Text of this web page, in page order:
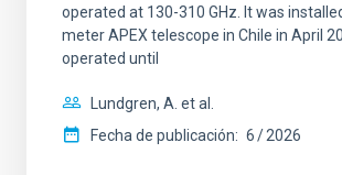
operated at 130-310 GHz. It was
meter APEX telescope in Chile in April
operated until
Lundgren, A. et al.
Fecha de publicación: 6 2026